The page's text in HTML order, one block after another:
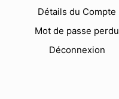
Détails du Compte
Mot de passe perdu
Déconnexion